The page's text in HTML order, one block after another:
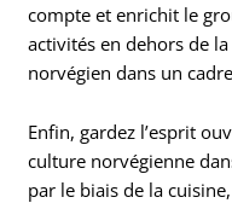
compte et enrichit le
activités en dehors de
norvégien dans un
Enfin, gardez l’esprit
culture norvégienne
par le biais de la